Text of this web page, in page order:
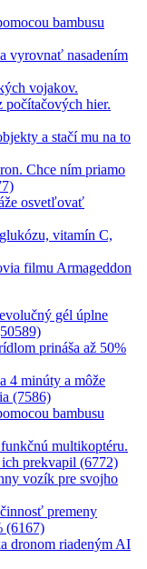
bambusu
vyrovnať nasadením
vojakov.
počítačových hier.
a stačí mu na to
Chce ním priamo
osvetľovať
vitamín C,
filmu Armageddon
gél úplne
prináša až 50%
4 minúty a môže
(7586)
bambusu
multikoptéru.
ich prekvapil (6772)
vozík pre svojho
premeny
(6167)
dronom riadeným AI